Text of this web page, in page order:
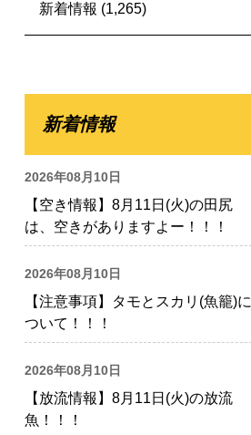
新着情報 (1,265)
新着情報
2026年08月10日
【空き情報】8月11日(火)の田尻
は、空きがありますよー！！！
2026年08月10日
【注意事項】タモとスカリ(魚籠)に
ついて！！！
2026年08月10日
【放流情報】8月11日(火)の放流
魚！！！